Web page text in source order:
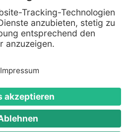
und Logos sind eingetragene
jeweiligen Hersteller.
Toys for Fun GmbH - Alle
vorbehalten